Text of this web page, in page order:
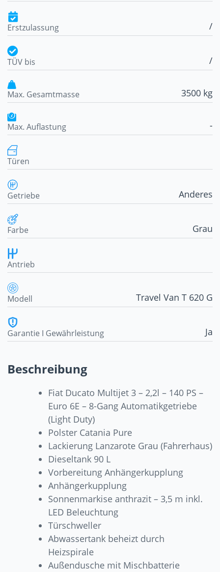
Erstzulassung /
TÜV bis /
Max. Gesamtmasse 3500 kg
Max. Auflastung -
Türen
Getriebe Anderes
Farbe Grau
Antrieb
Modell Travel Van T 620 G
Garantie I Gewährleistung Ja
Beschreibung
Fiat Ducato Multijet 3 – 2,2l – 140 PS –
Euro 6E – 8-Gang Automatikgetriebe
(Light Duty)
Polster Catania Pure
Lackierung Lanzarote Grau (Fahrerhaus)
Dieseltank 90 L
Vorbereitung Anhängerkupplung
Anhängerkupplung
Sonnenmarkise anthrazit – 3,5 m inkl.
LED Beleuchtung
Türschweller
Abwassertank beheizt durch
Heizspirale
Außendusche mit Mischbatterie